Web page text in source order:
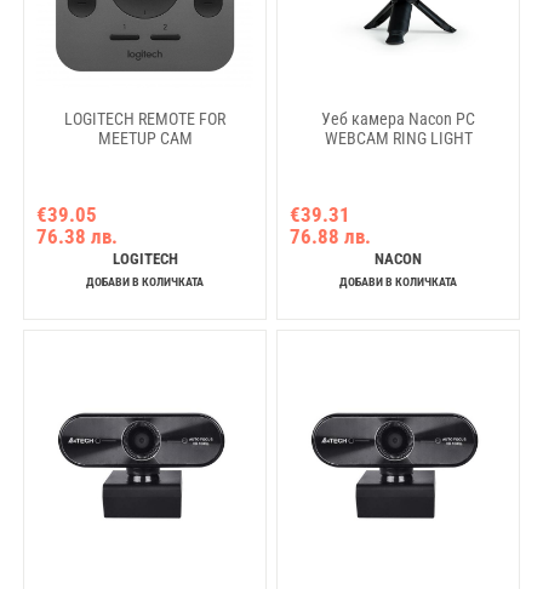
LOGITECH REMOTE FOR
MEETUP CAM
€39.05
76.38 лв.
LOGITECH
ДОБАВИ В КОЛИЧКАТА
Уеб камера Nacon PC
WEBCAM RING LIGHT
€39.31
76.88 лв.
NACON
ДОБАВИ В КОЛИЧКАТА